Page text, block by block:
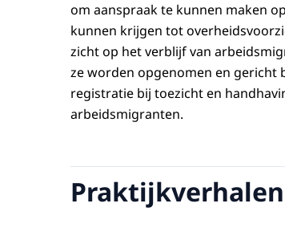
om aanspraak te kunnen maken
kunnen krijgen tot
zicht op het verblijf van
ze worden opgenomen en gericht
registratie bij toezicht en
arbeidsmigranten.
Praktijkverhalen